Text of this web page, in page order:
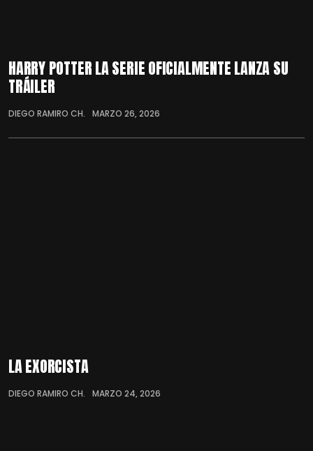
HARRY POTTER LA SERIE OFICIALMENTE LANZA SU
TRÁILER
DIEGO RAMIRO CH. MARZO 26, 2026
LA EXORCISTA
DIEGO RAMIRO CH. MARZO 24, 2026